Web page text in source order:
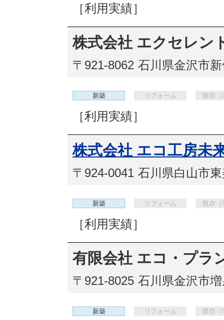
［利用実績］
株式会社 エクセレン
〒921-8062 石川県金沢市
新築 リフォーム 既存（
［利用実績］
株式会社 エコ工房未
〒924-0041 石川県白山市
新築 リフォーム 既存（
［利用実績］
有限会社 エコ・プラ
〒921-8025 石川県金沢市
新築 リフォーム 既存（